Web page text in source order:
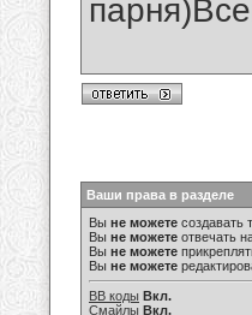
Ваши права в разделе
Вы не можете создавать
Вы не можете отвечать
Вы не можете
Вы не можете
BB коды Вкл.
Смайлы Вкл.